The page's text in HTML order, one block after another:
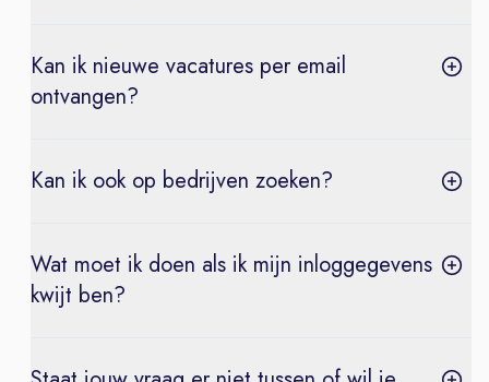
Kan ik nieuwe vacatures per email
ontvangen?
Kan ik ook op bedrijven zoeken?
Wat moet ik doen als ik mijn inloggegevens
kwijt ben?